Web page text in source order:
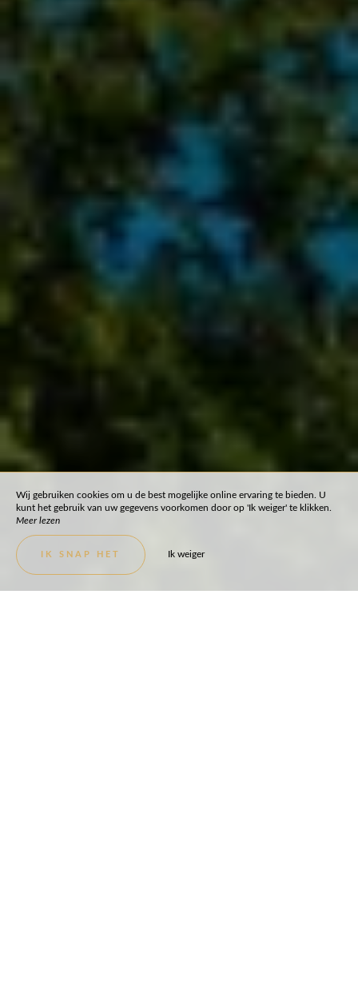
Wij gebruiken cookies om u de best mogelijke online ervaring te bieden. U
kunt het gebruik van uw gegevens voorkomen door op 'Ik weiger' te klikken.
Meer lezen
IK SNAP HET Ik weiger